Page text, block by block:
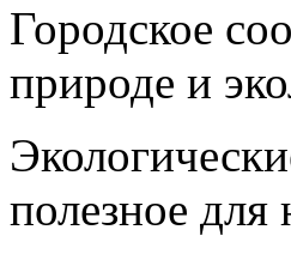
Городское
природе и
полезное